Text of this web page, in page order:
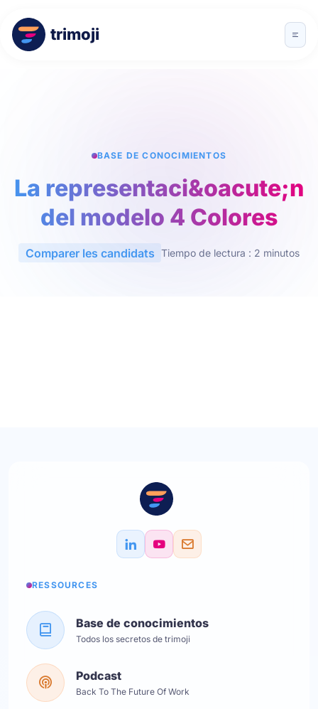
trimoji
BASE DE CONOCIMIENTOS
La representaci&oacute;n
del modelo 4 Colores
Comparer les candidats Tiempo de lectura : 2 minutos
RESSOURCES
Base de conocimientos
Todos los secretos de trimoji
Podcast
Back To The Future Of Work